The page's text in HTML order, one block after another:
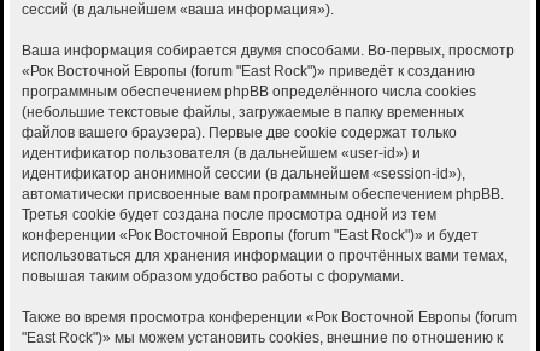
сессий (в дальнейшем «ваша информация»).
Ваша информация собирается двумя способами. Во-первых, просмотр
«Рок Восточной Европы (forum "East Rock")» приведёт к созданию
программным обеспечением phpBB определённого числа cookies
(небольшие текстовые файлы, загружаемые в папку временных
файлов вашего браузера). Первые две cookie содержат только
идентификатор пользователя (в дальнейшем «user-id») и
идентификатор анонимной сессии (в дальнейшем «session-id»),
автоматически присвоенные вам программным обеспечением phpBB.
Третья cookie будет создана после просмотра одной из тем
конференции «Рок Восточной Европы (forum "East Rock")» и будет
использоваться для хранения информации о прочтённых вами темах,
повышая таким образом удобство работы с форумами.
Также во время просмотра конференции «Рок Восточной Европы (forum
"East Rock")» мы можем установить cookies, внешние по отношению к